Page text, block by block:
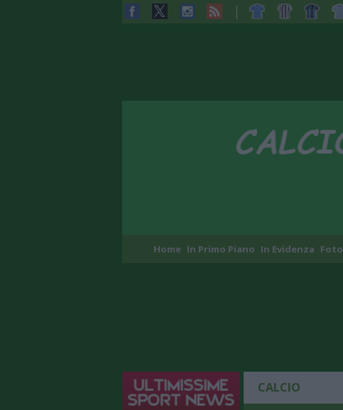
Home In Primo Piano In Evidenza Foto
CALCIO